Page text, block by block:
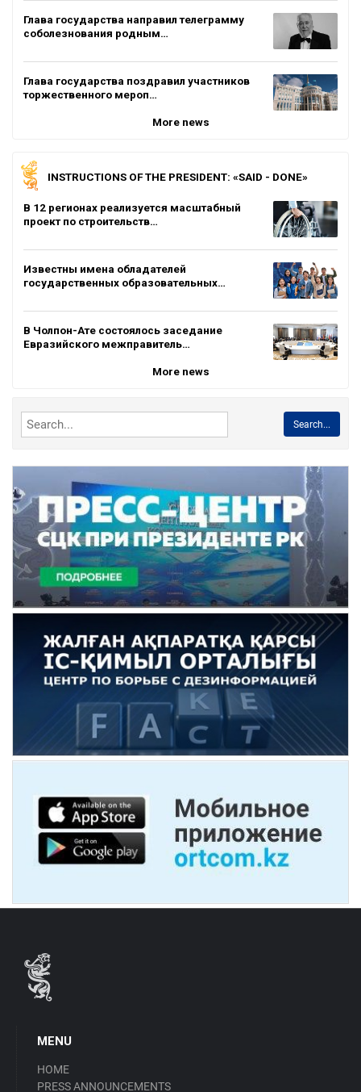
Глава государства направил телеграмму
соболезнования родным…
Глава государства поздравил участников
торжественного мероп…
More news
INSTRUCTIONS OF THE PRESIDENT: «SAID - DONE»
В 12 регионах реализуется масштабный
проект по строительств…
Известны имена обладателей
государственных образовательных…
В Чолпон-Ате состоялось заседание
Евразийского межправитель…
More news
Search...
MENU
HOME
PRESS ANNOUNCEMENTS